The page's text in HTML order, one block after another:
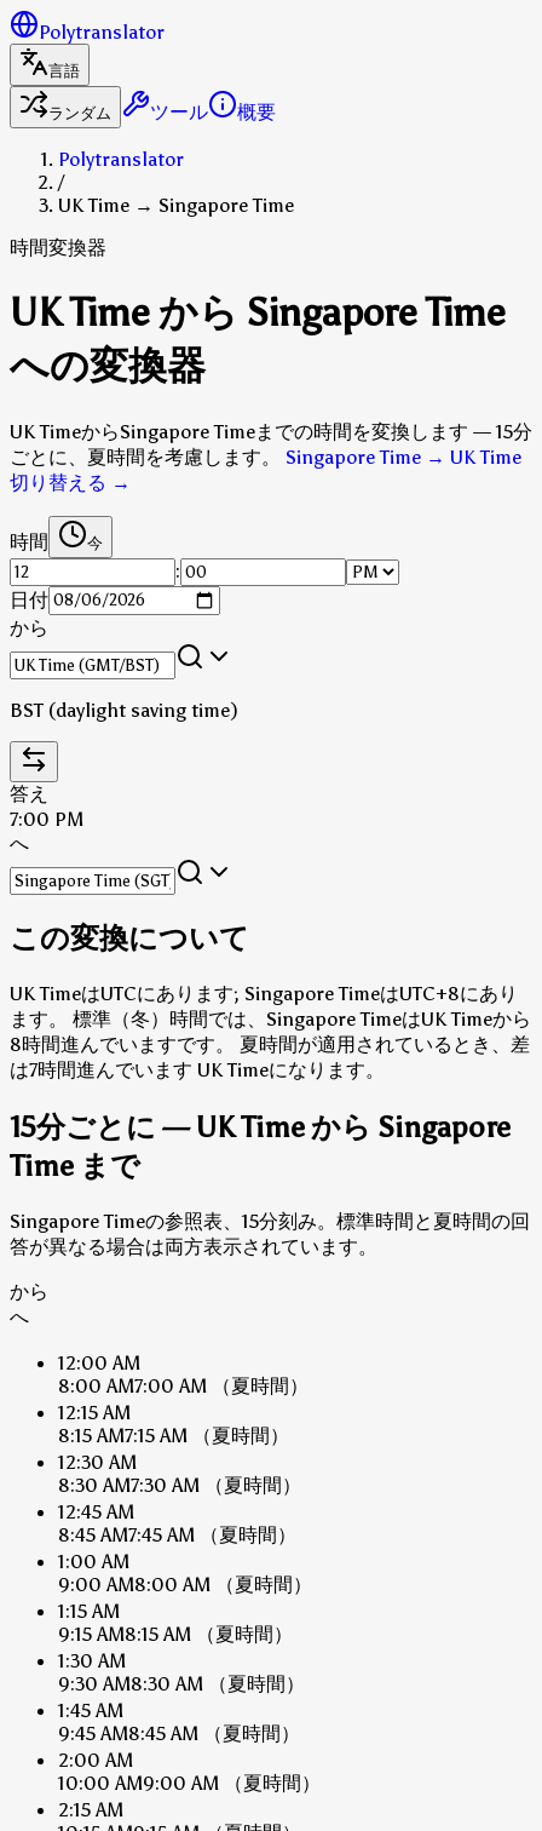
Polytranslator
言語
ランダム ツール 概要
Polytranslator
/
UK Time → Singapore Time
時間変換器
UK Time から Singapore Time
への変換器
UK TimeからSingapore Timeまでの時間を変換します — 15分
ごとに、夏時間を考慮します。
Singapore Time → UK Time
切り替える →
時間 今
:
日付
から
BST (daylight saving time)
答え
7:00 PM
へ
この変換について
UK TimeはUTCにあります; Singapore TimeはUTC+8にあり
ます。
標準（冬）時間では、Singapore TimeはUK Timeから
8時間進んでいますです。
夏時間が適用されているとき、差
は7時間進んでいます UK Timeになります。
15分ごとに — UK Time から Singapore
Time まで
Singapore Timeの参照表、15分刻み。標準時間と夏時間の回
答が異なる場合は両方表示されています。
から
へ
12:00 AM
8:00 AM7:00 AM
（夏時間）
12:15 AM
8:15 AM7:15 AM
（夏時間）
12:30 AM
8:30 AM7:30 AM
（夏時間）
12:45 AM
8:45 AM7:45 AM
（夏時間）
1:00 AM
9:00 AM8:00 AM
（夏時間）
1:15 AM
9:15 AM8:15 AM
（夏時間）
1:30 AM
9:30 AM8:30 AM
（夏時間）
1:45 AM
9:45 AM8:45 AM
（夏時間）
2:00 AM
10:00 AM9:00 AM
（夏時間）
2:15 AM